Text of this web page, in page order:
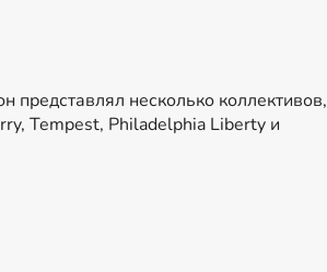
несколько коллективов,
Tempest, Philadelphia Liberty и